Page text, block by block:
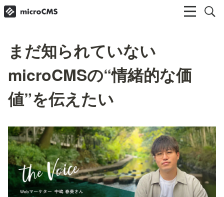
まだ知られていない
microCMSの“情緒的な価
値”を伝えたい